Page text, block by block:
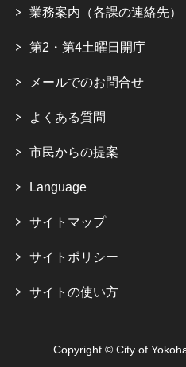
業務案内（各課の連絡先）
第2・第4土曜日開庁
メールでのお問合せ
よくある質問
市民からの提案
Language
サイトマップ
サイトポリシー
サイトの使い方
Copyright © City of